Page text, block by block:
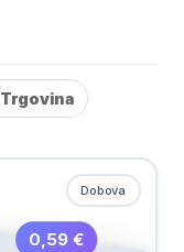
Trgovina
Dobova
0,59 €